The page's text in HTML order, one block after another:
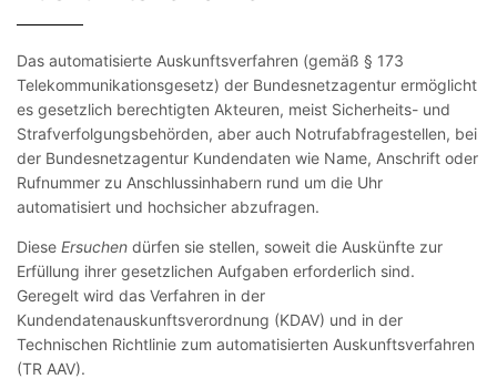
Das automatisierte Auskunftsverfahren (gemäß § 173
Telekommunikationsgesetz) der Bundesnetzagentur ermöglicht
es gesetzlich berechtigten Akteuren, meist Sicherheits- und
Strafverfolgungsbehörden, aber auch Notrufabfragestellen, bei
der Bundesnetzagentur Kundendaten wie Name, Anschrift oder
Rufnummer zu Anschlussinhabern rund um die Uhr
automatisiert und hochsicher abzufragen.
Diese Ersuchen dürfen sie stellen, soweit die Auskünfte zur
Erfüllung ihrer gesetzlichen Aufgaben erforderlich sind.
Geregelt wird das Verfahren in der
Kundendatenauskunftsverordnung (KDAV) und in der
Technischen Richtlinie zum automatisierten Auskunftsverfahren
(TR AAV).